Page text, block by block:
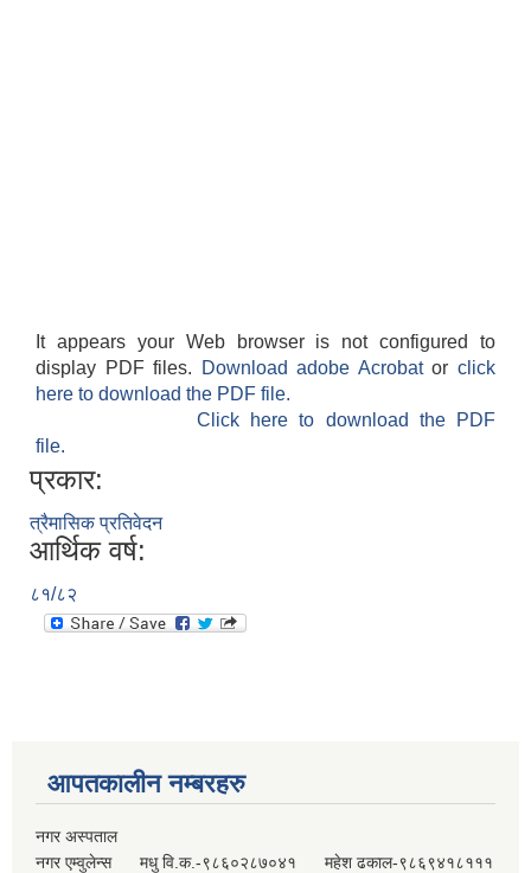
It appears your Web browser is not configured to
display PDF files.
Download adobe Acrobatorclick
here to download the PDF file.
Click here to download the PDF
file.
प्रकार:
त्रैमासिक प्रतिवेदन
आर्थिक वर्ष:
८१/८२
आपतकालीन नम्बरहरु
नगर अस्पताल
नगर एम्वुलेन्स मधु वि.क.-९८६०२८७०४१ महेश ढकाल-९८६९४१८१११